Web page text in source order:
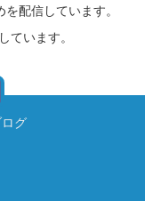
配信しています。
ています。
グ